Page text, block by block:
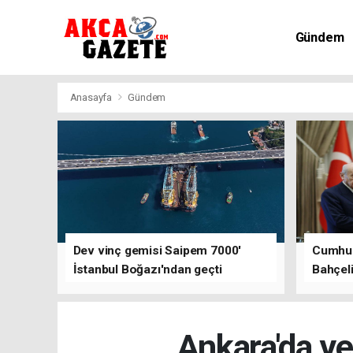
Gündem
Anasayfa Gündem
Dev vinç gemisi Saipem 7000'
İstanbul Boğazı'ndan geçti